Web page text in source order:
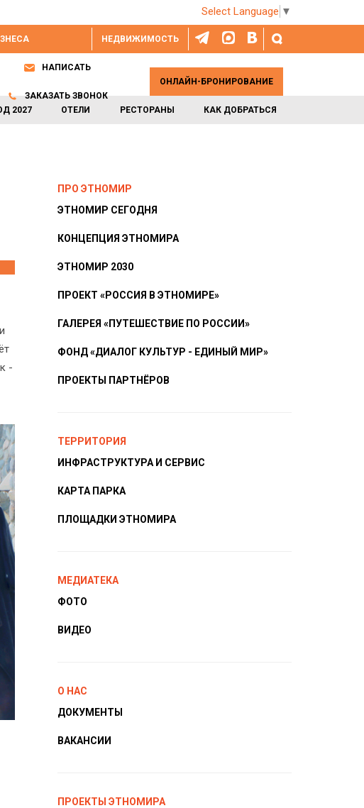
Select Language ▼
НЕДВИЖИМОСТЬ
2027 ОТЕЛИ РЕСТОРАНЫ КАК ДОБРАТЬСЯ
НАПИСАТЬ
ЗАКАЗАТЬ ЗВОНОК
ОНЛАЙН-БРОНИРОВАНИЕ
-
ПРО ЭТНОМИР
ЭТНОМИР СЕГОДНЯ
КОНЦЕПЦИЯ ЭТНОМИРА
ЭТНОМИР 2030
ПРОЕКТ «РОССИЯ В ЭТНОМИРЕ»
ГАЛЕРЕЯ «ПУТЕШЕСТВИЕ ПО РОССИИ»
ФОНД «ДИАЛОГ КУЛЬТУР - ЕДИНЫЙ МИР»
ПРОЕКТЫ ПАРТНЁРОВ
ТЕРРИТОРИЯ
ИНФРАСТРУКТУРА И СЕРВИС
КАРТА ПАРКА
ПЛОЩАДКИ ЭТНОМИРА
МЕДИАТЕКА
ФОТО
ВИДЕО
О НАС
ДОКУМЕНТЫ
ВАКАНСИИ
ПРОЕКТЫ ЭТНОМИРА